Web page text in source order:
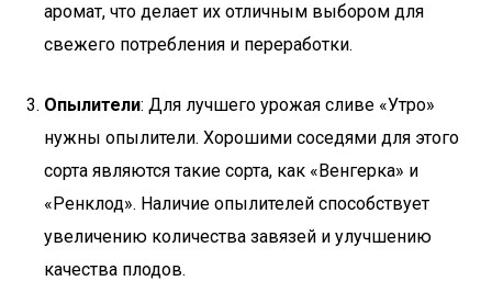
аромат, что делает их отличным выбором для
свежего потребления и переработки.
Опылители: Для лучшего урожая сливе «Утро»
нужны опылители. Хорошими соседями для этого
сорта являются такие сорта, как «Венгерка» и
«Ренклод». Наличие опылителей способствует
увеличению количества завязей и улучшению
качества плодов.